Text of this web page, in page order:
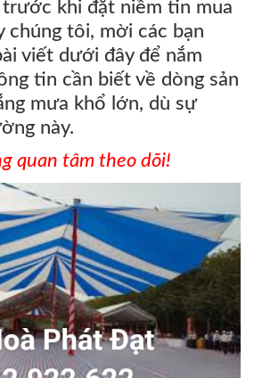
trước khi đặt niềm tin mua
chúng tôi, mời các bạn
viết dưới đây để nắm
tin cần biết về dòng sản
mưa khổ lớn, dù sự
này.
quan tâm theo dõi!